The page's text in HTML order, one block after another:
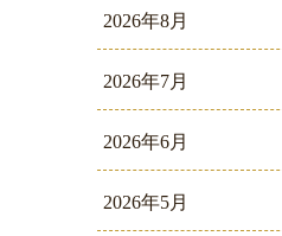
2026年8月
2026年7月
2026年6月
2026年5月